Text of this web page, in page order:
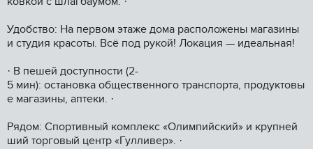
Удобство: На первом этаже дома расположены магазины
и студия красоты. Всё под рукой! Локация — идеальная!
· В пешей доступности (2-
5 мин): остановка общественного транспорта, продуктовы
е магазины, аптеки. ·
Рядом: Спортивный комплекс «Олимпийский» и крупней
ший торговый центр «Гулливер». ·